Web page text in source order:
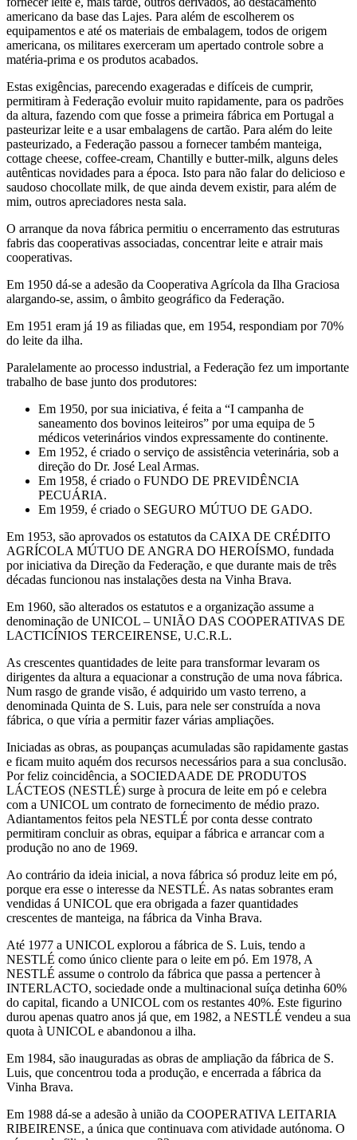
americano da base das Lajes. Para além de escolherem os
equipamentos e até os materiais de embalagem, todos de origem
americana, os militares exerceram um apertado controle sobre a
matéria-prima e os produtos acabados.
Estas exigências, parecendo exageradas e difíceis de cumprir,
permitiram à Federação evoluir muito rapidamente, para os padrões
da altura, fazendo com que fosse a primeira fábrica em Portugal a
pasteurizar leite e a usar embalagens de cartão. Para além do leite
pasteurizado, a Federação passou a fornecer também manteiga,
cottage cheese, coffee-cream, Chantilly e butter-milk, alguns deles
autênticas novidades para a época. Isto para não falar do delicioso e
saudoso chocollate milk, de que ainda devem existir, para além de
mim, outros apreciadores nesta sala.
O arranque da nova fábrica permitiu o encerramento das estruturas
fabris das cooperativas associadas, concentrar leite e atrair mais
cooperativas.
Em 1950 dá-se a adesão da Cooperativa Agrícola da Ilha Graciosa
alargando-se, assim, o âmbito geográfico da Federação.
Em 1951 eram já 19 as filiadas que, em 1954, respondiam por 70%
do leite da ilha.
Paralelamente ao processo industrial, a Federação fez um importante
trabalho de base junto dos produtores:
Em 1950, por sua iniciativa, é feita a “I campanha de
saneamento dos bovinos leiteiros” por uma equipa de 5
médicos veterinários vindos expressamente do continente.
Em 1952, é criado o serviço de assistência veterinária, sob a
direção do Dr. José Leal Armas.
Em 1958, é criado o FUNDO DE PREVIDÊNCIA
PECUÁRIA.
Em 1959, é criado o SEGURO MÚTUO DE GADO.
Em 1953, são aprovados os estatutos da CAIXA DE CRÉDITO
AGRÍCOLA MÚTUO DE ANGRA DO HEROÍSMO, fundada
por iniciativa da Direção da Federação, e que durante mais de três
décadas funcionou nas instalações desta na Vinha Brava.
Em 1960, são alterados os estatutos e a organização assume a
denominação de UNICOL – UNIÃO DAS COOPERATIVAS DE
LACTICÍNIOS TERCEIRENSE, U.C.R.L.
As crescentes quantidades de leite para transformar levaram os
dirigentes da altura a equacionar a construção de uma nova fábrica.
Num rasgo de grande visão, é adquirido um vasto terreno, a
denominada Quinta de S. Luis, para nele ser construída a nova
fábrica, o que víria a permitir fazer várias ampliações.
Iniciadas as obras, as poupanças acumuladas são rapidamente gastas
e ficam muito aquém dos recursos necessários para a sua conclusão.
Por feliz coincidência, a SOCIEDAADE DE PRODUTOS
LÁCTEOS (NESTLÉ) surge à procura de leite em pó e celebra
com a UNICOL um contrato de fornecimento de médio prazo.
Adiantamentos feitos pela NESTLÉ por conta desse contrato
permitiram concluir as obras, equipar a fábrica e arrancar com a
produção no ano de 1969.
Ao contrário da ideia inicial, a nova fábrica só produz leite em pó,
porque era esse o interesse da NESTLÉ. As natas sobrantes eram
vendidas á UNICOL que era obrigada a fazer quantidades
crescentes de manteiga, na fábrica da Vinha Brava.
Até 1977 a UNICOL explorou a fábrica de S. Luis, tendo a
NESTLÉ como único cliente para o leite em pó. Em 1978, A
NESTLÉ assume o controlo da fábrica que passa a pertencer à
INTERLACTO, sociedade onde a multinacional suíça detinha 60%
do capital, ficando a UNICOL com os restantes 40%. Este figurino
durou apenas quatro anos já que, em 1982, a NESTLÉ vendeu a sua
quota à UNICOL e abandonou a ilha.
Em 1984, são inauguradas as obras de ampliação da fábrica de S.
Luis, que concentrou toda a produção, e encerrada a fábrica da
Vinha Brava.
Em 1988 dá-se a adesão à união da COOPERATIVA LEITARIA
RIBEIRENSE, a única que continuava com atividade autónoma. O